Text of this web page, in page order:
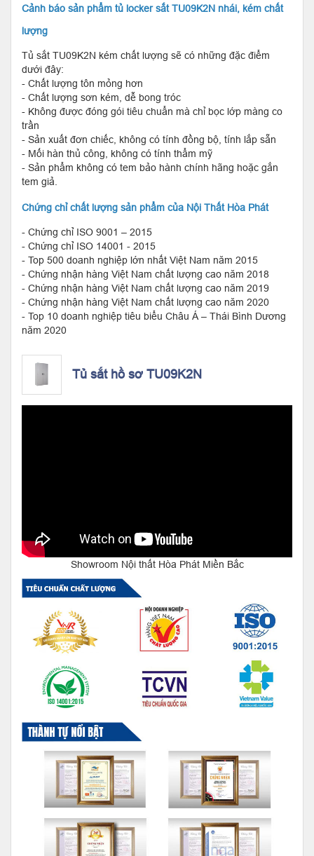
Cảnh báo sản phẩm tủ locker sắt TU09K2N nhái, kém chất
lượng
Tủ sắt TU09K2N kém chất lượng sẽ có những đặc điểm
dưới đây:
- Chất lượng tôn mỏng hơn
- Chất lượng sơn kém, dễ bong tróc
- Không được đóng gói tiêu chuẩn mà chỉ bọc lớp màng co
trần
- Sản xuất đơn chiếc, không có tính đồng bộ, tính lắp sẵn
- Mối hàn thủ công, không có tính thẩm mỹ
- Sản phẩm không có tem bảo hành chính hãng hoặc gắn
tem giả.
Chứng chỉ chất lượng sản phẩm của Nội Thất Hòa Phát
- Chứng chỉ ISO 9001 – 2015
- Chứng chỉ ISO 14001 - 2015
- Top 500 doanh nghiệp lớn nhất Việt Nam năm 2015
- Chứng nhận hàng Việt Nam chất lượng cao năm 2018
- Chứng nhận hàng Việt Nam chất lượng cao năm 2019
- Chứng nhận hàng Việt Nam chất lượng cao năm 2020
- Top 10 doanh nghiệp tiêu biểu Châu Á – Thái Bình Dương
năm 2020
Tủ sắt hồ sơ TU09K2N
Showroom Nội thất Hòa Phát Miền Bắc